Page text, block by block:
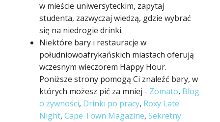
w mieście uniwersyteckim, zapytaj
studenta, zazwyczaj wiedzą, gdzie wybrać
się na niedrogie drinki.
Niektóre bary i restauracje w
południowoafrykańskich miastach oferują
wczesnym wieczorem Happy Hour.
Poniższe strony pomogą Ci znaleźć bary, w
których możesz pić za mniej - Zomato, Blog
o żywności, Drinki po pracy, Roxy Late
Night, Cape Town Magazine, Sekretny